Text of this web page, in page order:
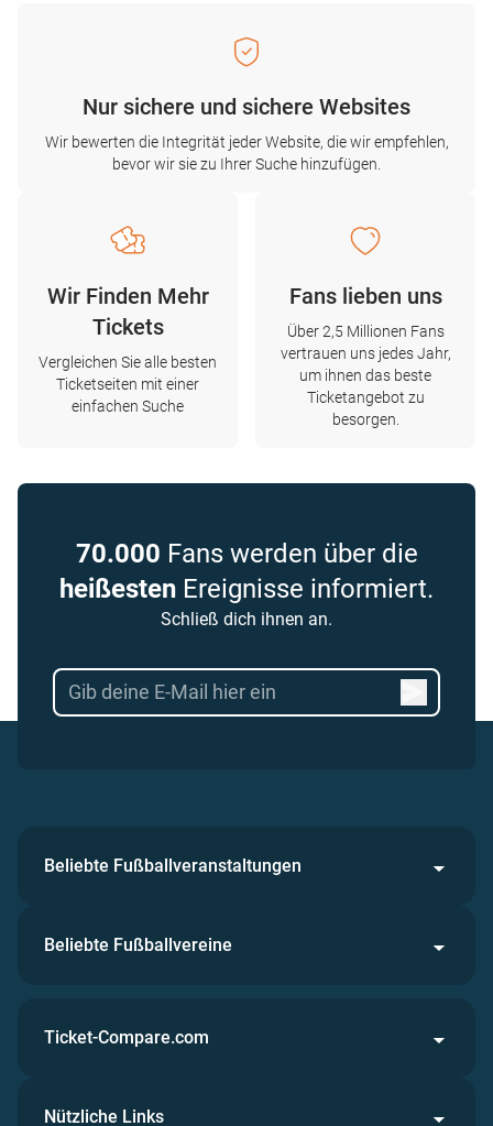
Nur sichere und sichere Websites
Wir bewerten die Integrität jeder Website, die wir empfehlen,
bevor wir sie zu Ihrer Suche hinzufügen.
Wir Finden Mehr
Tickets
Vergleichen Sie alle besten
Ticketseiten mit einer
einfachen Suche
Fans lieben uns
Über 2,5 Millionen Fans
vertrauen uns jedes Jahr,
um ihnen das beste
Ticketangebot zu
besorgen.
70.000 Fans werden über die
heißesten Ereignisse informiert.
Schließ dich ihnen an.
Beliebte Fußballveranstaltungen
Beliebte Fußballvereine
Ticket-Compare.com
Nützliche Links